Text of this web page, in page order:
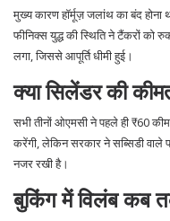
मुख्य कारण हॉर्मूज़ जलांथ का बंद
फीनिक्स युद्ध की स्थिति ने टैंकरों को
लगा, जिससे आपूर्ति धीमी हुई।
क्या सिलेंडर की
सभी तीनों ओएमसी ने पहले ही ₹60
करेंगी, लेकिन सरकार ने सब्सिडी वाले
नजर रखी है।
बुकिंग में विलंब कब